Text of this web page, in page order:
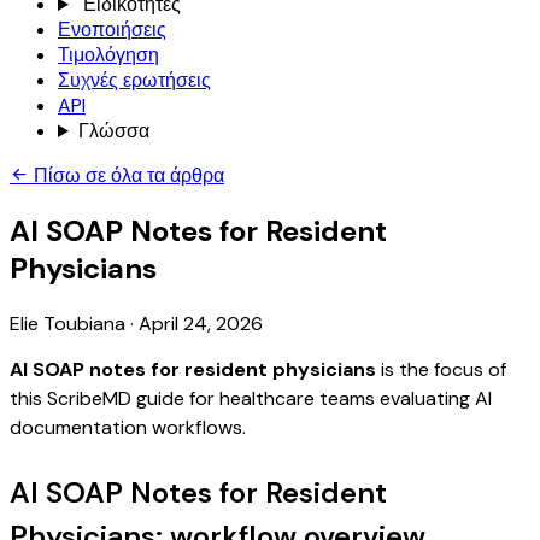
Ενοποιήσεις
Τιμολόγηση
Συχνές ερωτήσεις
API
Γλώσσα
Πίσω σε όλα τα άρθρα
AI SOAP Notes for Resident
Physicians
Elie Toubiana· April 24, 2026
AI SOAP notes for resident physicians is the focus of
this ScribeMD guide for healthcare teams evaluating AI
documentation workflows.
AI SOAP Notes for Resident